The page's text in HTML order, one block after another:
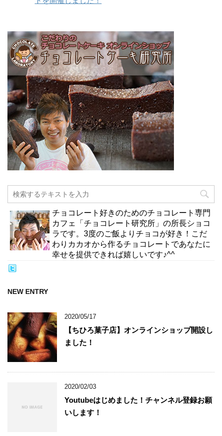
チョコレート好きのためのチョコレート専門
カフェ「チョコレート研究所」の所長ショコ
ラです。3度のご飯よりチョコが好き！こだ
わりカカオから作るチョコレートであなたに
幸せを提供できれば嬉しいです♪^^
NEW ENTRY
2020/05/17
【ちひろ菓子店】オンラインショップ開設し
ました！
2020/02/03
Youtubeはじめました！チャンネル登録お願
いします！